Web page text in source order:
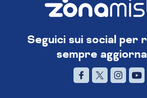
Seguici sui social per
sempre